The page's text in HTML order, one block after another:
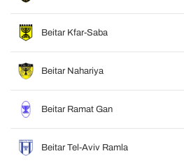
Beitar Kfar-Saba
Beitar Nahariya
Beitar Ramat Gan
Beitar Tel-Aviv Ramla